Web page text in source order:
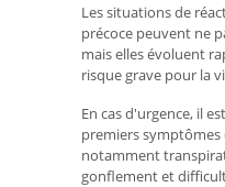
Les situations de
précoce peuvent ne
mais elles évoluent
risque grave pour la
En cas d'urgence, il
premiers
notamment
gonflement et